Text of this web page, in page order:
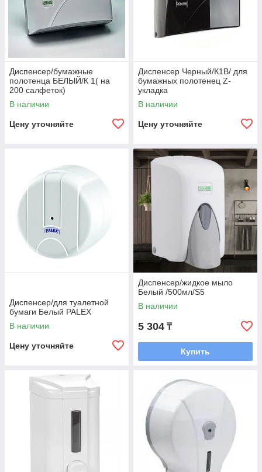
Диспенсер/бумажные
полотенца БЕЛЫЙ/К 1( на
200 салфеток)
В наличии
Цену уточняйте
Диспенсер Черный/К1В/ для
бумажных полотенец Z-
укладка
В наличии
Цену уточняйте
Диспенсер/для туалетной
бумаги Белый PALEX
В наличии
Цену уточняйте
Диспенсер/жидкое мыло
Белый /500мл/S5
В наличии
5 304 ₸
Купить